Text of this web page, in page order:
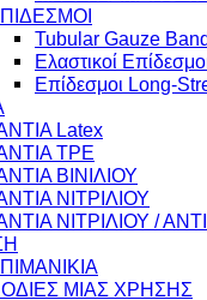
Tubular Gauze
Ελαστικοί
Επίδεσμοι Long-
Latex
TPE
ΒΙΝΙΛΙΟΥ
ΝΙΤΡΙΛΙΟΥ
ΝΙΤΡΙΛΙΟΥ /
ΜΙΑΣ ΧΡΗΣΗΣ